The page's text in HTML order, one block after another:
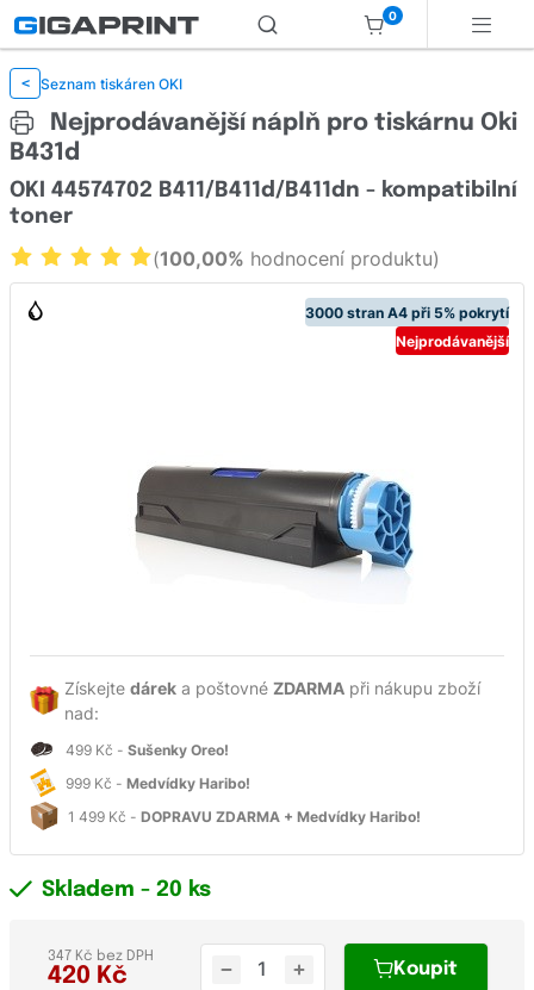
0
< Seznam tiskáren OKI
Nejprodávanější náplň pro tiskárnu Oki
B431d
3000 stran A4 při 5% pokrytí
Nejprodávanější
Získejte dárek a poštovné ZDARMA při nákupu zboží
nad:
499 Kč - Sušenky Oreo!
999 Kč - Medvídky Haribo!
1 499 Kč - DOPRAVU ZDARMA + Medvídky Haribo!
OKI 44574702 B411/B411d/B411dn - kompatibilní
toner
(100,00% hodnocení produktu)
Skladem - 20 ks
420 Kč
347 Kč bez DPH
Koupit